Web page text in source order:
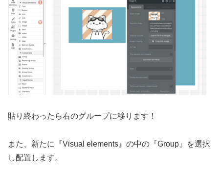
貼り終わったら右のグループに移ります！
また、新たに『Visual elements』の中の『Group』を選択
し配置します。